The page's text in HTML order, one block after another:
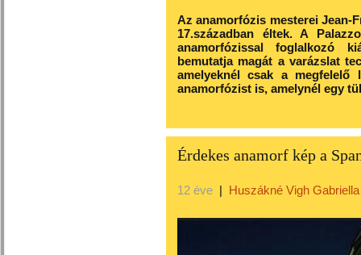
Az anamorfózis mesterei Jean-
17.században éltek. A
anamorfózissal foglalkozó
bemutatja magát a varázslat
amelyeknél csak a
anamorfózist is, amelynél egy
Érdekes anamorf kép a
12 éve | Huszákné Vigh Gabriella